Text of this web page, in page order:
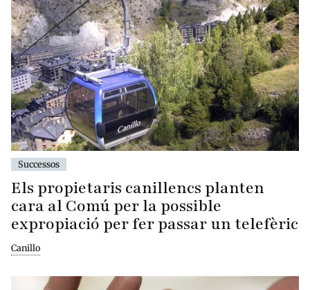
Successos
Els propietaris canillencs planten
cara al Comú per la possible
expropiació per fer passar un telefèric
Canillo